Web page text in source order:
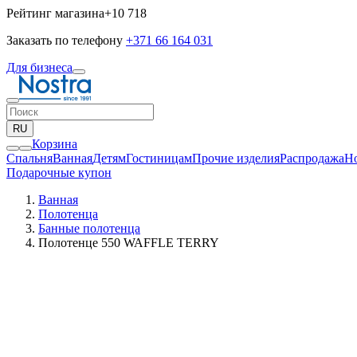
Рейтинг магазина+10 718
Заказать по телефону +371 66 164 031
Для бизнеса
RU
Корзина
СпальняВаннаяДетямГостиницамПрочие изделияPаспродажа
Подарочные купон
Ванная
Полотенца
Банные полотенца
Полотенце 550 WAFFLE TERRY